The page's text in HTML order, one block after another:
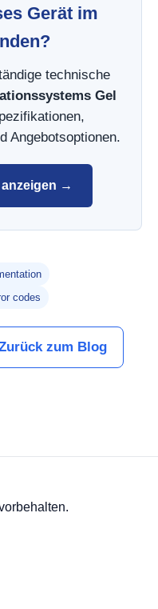
Gerät im
technische
Gel
Angebotsoptionen.
→
codes
zum Blog